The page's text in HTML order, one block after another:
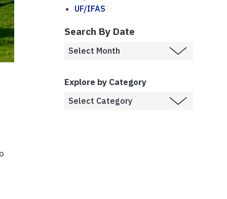
UF/IFAS
Search By Date
Explore by Category